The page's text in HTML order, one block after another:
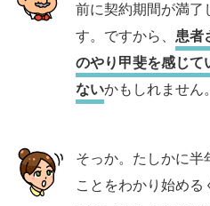
前に契約期間が満了
す。ですから、 患者
のやり甲斐を感じて
ないかもしれません。
そっか。たしかに半
ことをわかり始める